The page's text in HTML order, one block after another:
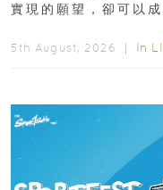
實現的願望，卻可以
5th August, 2026 ｜ In